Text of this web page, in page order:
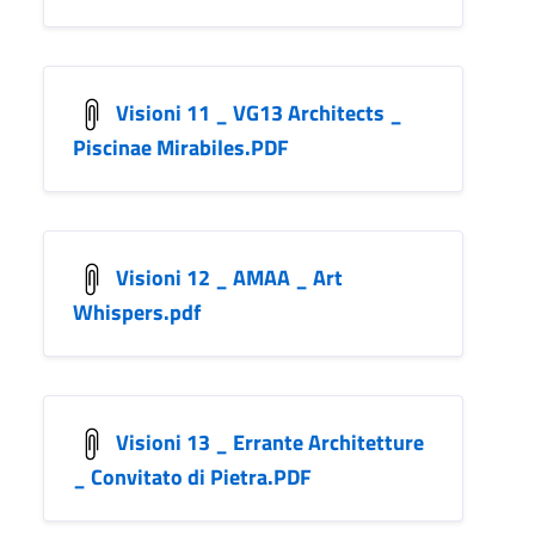
Visioni 11 _ VG13 Architects _
Piscinae Mirabiles.PDF
Visioni 12 _ AMAA _ Art
Whispers.pdf
Visioni 13 _ Errante Architetture
_ Convitato di Pietra.PDF